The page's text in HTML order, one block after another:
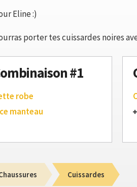
Eline :)
porter tes cuissardes noires
#1
robe
ce manteau
Cuissardes